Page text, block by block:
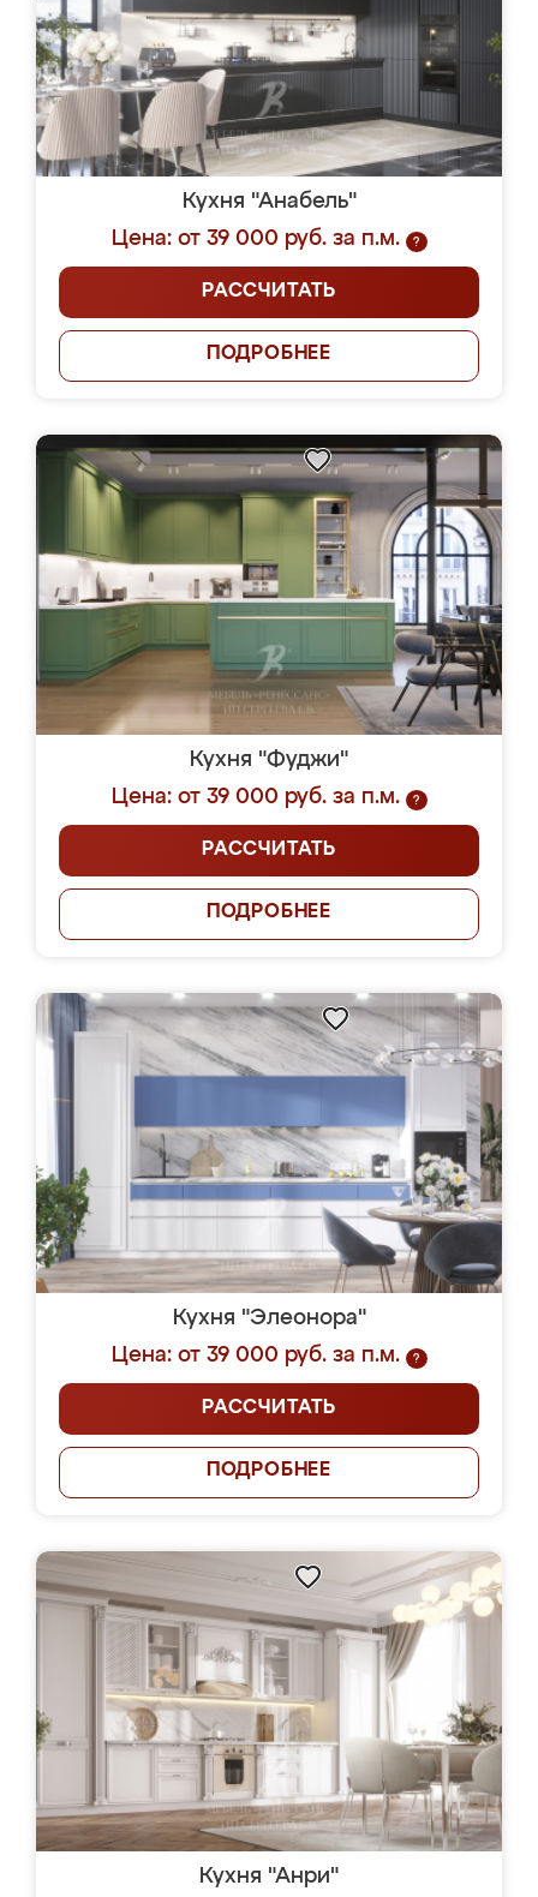
Кухня "Анабель"
Цена: от 39 000 руб. за п.м.
?
РАССЧИТАТЬ
ПОДРОБНЕЕ
Кухня "Фуджи"
Цена: от 39 000 руб. за п.м.
?
РАССЧИТАТЬ
ПОДРОБНЕЕ
Кухня "Элеонора"
Цена: от 39 000 руб. за п.м.
?
РАССЧИТАТЬ
ПОДРОБНЕЕ
Кухня "Анри"